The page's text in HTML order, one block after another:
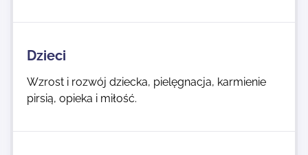
Dzieci
Wzrost i rozwój dziecka, pielęgnacja, karmienie
pirsią, opieka i miłość.